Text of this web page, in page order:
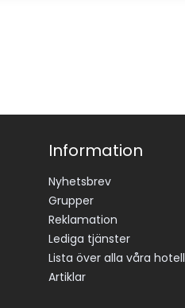
Information
Nyhetsbrev
Grupper
Reklamation
Lediga tjänster
Lista över alla våra hotell
Artiklar